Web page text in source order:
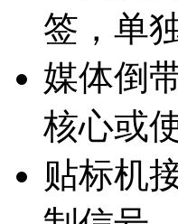
签，单
媒体倒
核心或
贴标机